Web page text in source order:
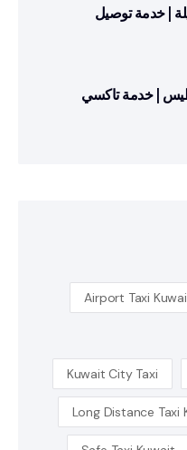
| خدمة توصيل
| خدمة تاكسي
Airport Taxi
Kuwait City Taxi
Long Distance Taxi